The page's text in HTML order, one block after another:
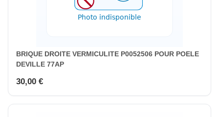
BRIQUE DROITE VERMICULITE P0052506 POUR POELE
DEVILLE 77AP
30,00 €